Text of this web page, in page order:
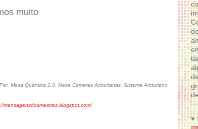
muito
Mesa Quântica 2.0, Mesa Câmaras Arcturianas, Sistema Arcturiano
mensagensdosmestres.blogspot.com/
♥